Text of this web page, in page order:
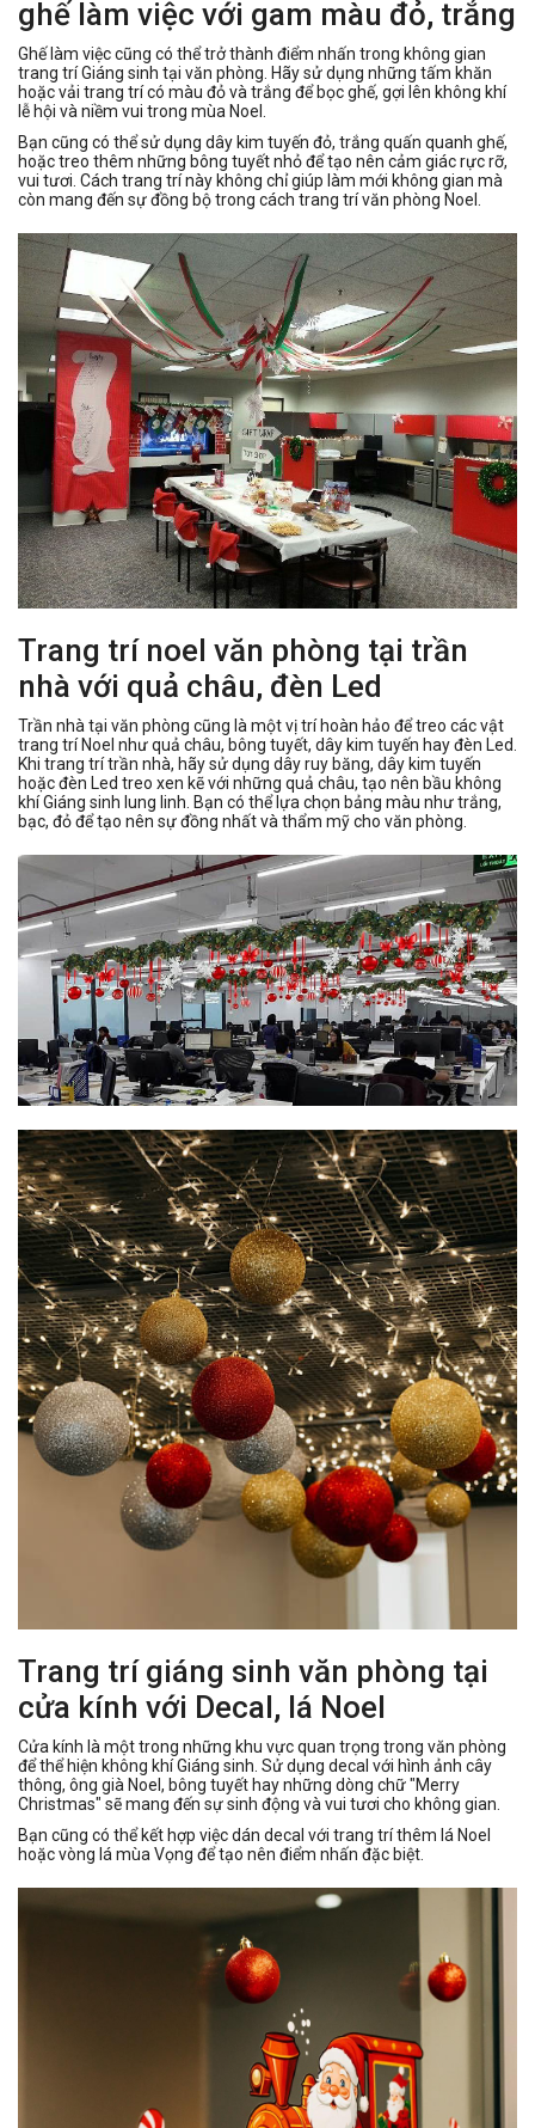
ghế làm việc với gam màu đỏ, trắng
Ghế làm việc cũng có thể trở thành điểm nhấn trong không gian
trang trí Giáng sinh tại văn phòng. Hãy sử dụng những tấm khăn
hoặc vải trang trí có màu đỏ và trắng để bọc ghế, gợi lên không khí
lễ hội và niềm vui trong mùa Noel.
Bạn cũng có thể sử dụng dây kim tuyến đỏ, trắng quấn quanh ghế,
hoặc treo thêm những bông tuyết nhỏ để tạo nên cảm giác rực rỡ,
vui tươi. Cách trang trí này không chỉ giúp làm mới không gian mà
còn mang đến sự đồng bộ trong cách trang trí văn phòng Noel.
Trang trí noel văn phòng tại trần
nhà với quả châu, đèn Led
Trần nhà tại văn phòng cũng là một vị trí hoàn hảo để treo các vật
trang trí Noel như quả châu, bông tuyết, dây kim tuyến hay đèn Led.
Khi trang trí trần nhà, hãy sử dụng dây ruy băng, dây kim tuyến
hoặc đèn Led treo xen kẽ với những quả châu, tạo nên bầu không
khí Giáng sinh lung linh. Bạn có thể lựa chọn bảng màu như trắng,
bạc, đỏ để tạo nên sự đồng nhất và thẩm mỹ cho văn phòng.
Trang trí giáng sinh văn phòng tại
cửa kính với Decal, lá Noel
Cửa kính là một trong những khu vực quan trọng trong văn phòng
để thể hiện không khí Giáng sinh. Sử dụng decal với hình ảnh cây
thông, ông già Noel, bông tuyết hay những dòng chữ "Merry
Christmas" sẽ mang đến sự sinh động và vui tươi cho không gian.
Bạn cũng có thể kết hợp việc dán decal với trang trí thêm lá Noel
hoặc vòng lá mùa Vọng để tạo nên điểm nhấn đặc biệt.